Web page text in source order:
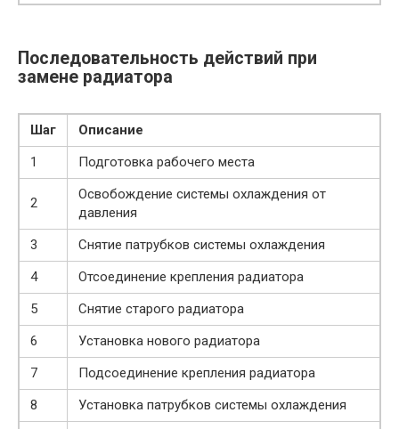
Последовательность действий при
замене радиатора
Шаг
Описание
1
Подготовка рабочего места
2
Освобождение системы охлаждения от
давления
3
Снятие патрубков системы охлаждения
4
Отсоединение крепления радиатора
5
Снятие старого радиатора
6
Установка нового радиатора
7
Подсоединение крепления радиатора
8
Установка патрубков системы охлаждения